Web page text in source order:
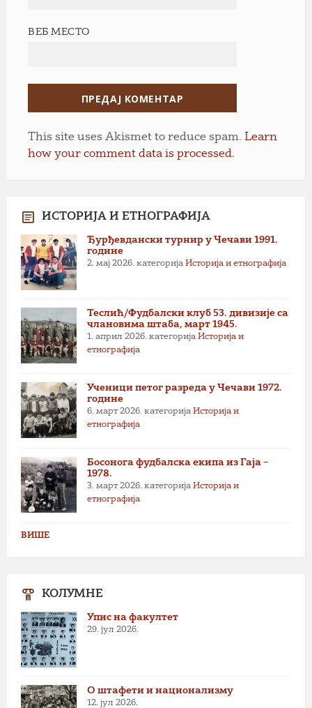
ВЕБ МЕСТО
This site uses Akismet to reduce spam. Learn
how your comment data is processed.
ИСТОРИЈА И ЕТНОГРАФИЈА
Ђурђевдански турнир у Чечави 1991.
године
2. мај 2026. категорија Историја и етнографија
Теслић/Фудбалски клуб 53. дивизије са
члановима штаба, март 1945.
1. април 2026. категорија Историја и
етнографија
Ученици петог разреда у Чечави 1972.
године
6. март 2026. категорија Историја и
етнографија
Босонога фудбалска екипа из Гаја –
1978.
3. март 2026. категорија Историја и
етнографија
ВИШЕ
КОЛУМНЕ
Упис на факултет
29. јул 2026.
О штафети и национализму
12. јул 2026.